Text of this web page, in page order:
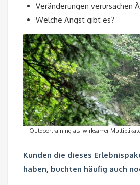
Veränderungen verursachen
Welche Angst gibt es?
Outdoortraining als wirksamer
Kunden die dieses
haben, buchten häufig auch